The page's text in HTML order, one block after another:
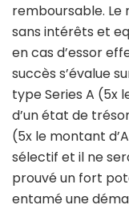
remboursable. Le
sans intérêts et
en cas d’essor
succès s’évalue
type Series A (5x
d’un état de
(5x le montant
sélectif et il ne
prouvé un fort
entamé une